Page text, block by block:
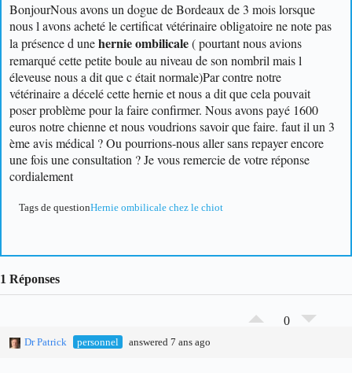
BonjourNous avons un dogue de Bordeaux de 3 mois lorsque
nous l avons acheté le certificat vétérinaire obligatoire ne note pas
la présence d unehernie ombilicale( pourtant nous avions
remarqué cette petite boule au niveau de son nombril mais l
éleveuse nous a dit que c était normale)Par contre notre
vétérinaire a décelé cette hernie et nous a dit que cela pouvait
poser problème pour la faire confirmer. Nous avons payé 1600
euros notre chienne et nous voudrions savoir que faire. faut il un 3
ème avis médical ? Ou pourrions-nous aller sans repayer encore
une fois une consultation ? Je vous remercie de votre réponse
cordialement
Tags de questionHernie ombilicale chez le chiot
1 Réponses
0
Dr Patrick personnel answered 7 ans ago